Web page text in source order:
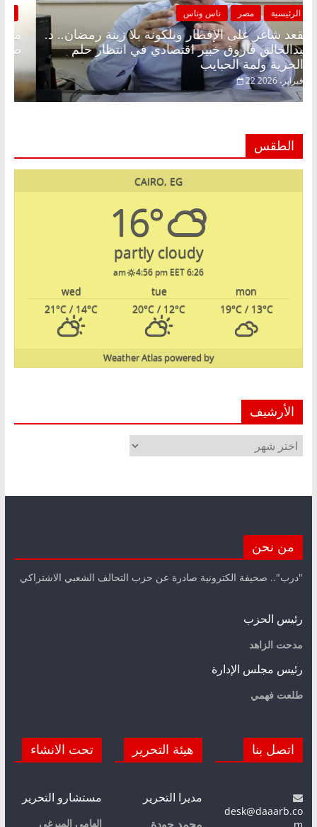
الرئيسية مصر ناس وناس
مقعد شاغر على الإفطار وبلكونة بلا زينة رمضان.. د.
عبدالخالق فاروق خبير اقتصادي في انتظار حلم
الحرية ولمة الحبايب
22 فبراير، 2026
الطقس
CAIRO, EG
16°
partly cloudy
6:26 am
4:56 pm EET
mon
tue
wed
19°C/ 13°C
20°C / 12°C
21°C / 14°C
powered by
Weather Atlas
الأرشيف
الأرشيف
من نحن
"درب".. صحيفة الكترونية صادرة عن حزب التحالف الشعبي الاشتراكي
رئيس الحزب
مدحت الزاهد
رئيس مجلس الإدارة
طلعت فهمي
اتصل بنا
desk@daaarb.co
m
هيئة التحرير
مديرا التحرير
محمد جودة
تحت الانشاء
مستشارو التحرير
إلهامي الميرغي